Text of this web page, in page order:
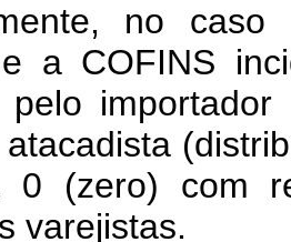
no
e a COFINS
pelo
0 (zero) com
varejistas.